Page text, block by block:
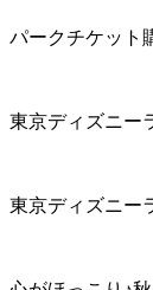
パークチケット
東京ディズニー
東京ディズニー